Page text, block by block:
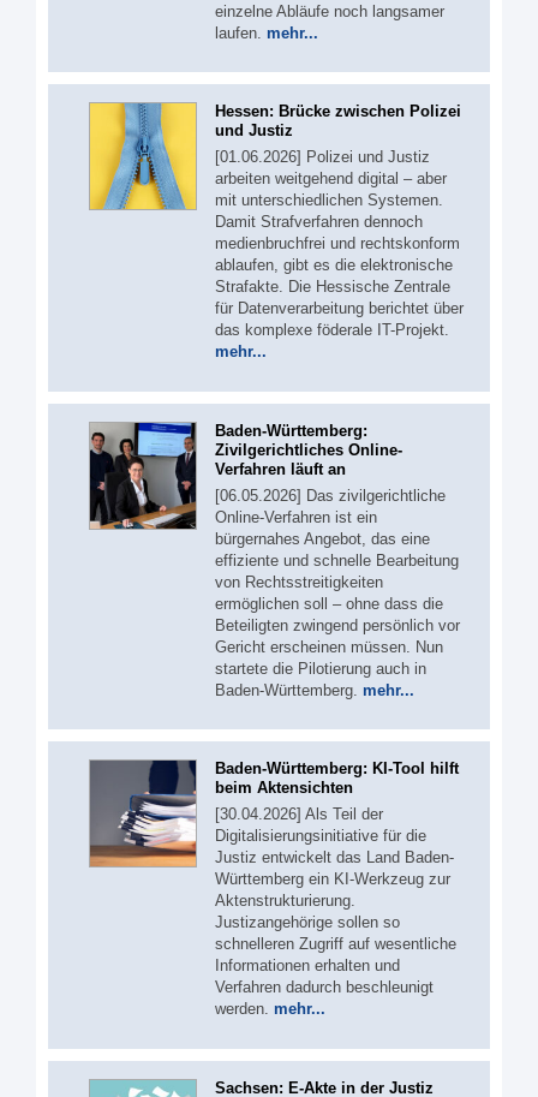
einzelne Abläufe noch langsamer
laufen. mehr...
Hessen: Brücke zwischen Polizei
und Justiz
[01.06.2026] Polizei und Justiz
arbeiten weitgehend digital – aber
mit unterschiedlichen Systemen.
Damit Strafverfahren dennoch
medienbruchfrei und rechtskonform
ablaufen, gibt es die elektronische
Strafakte. Die Hessische Zentrale
für Datenverarbeitung berichtet über
das komplexe föderale IT-Projekt.
mehr...
Baden-Württemberg:
Zivilgerichtliches Online-
Verfahren läuft an
[06.05.2026] Das zivilgerichtliche
Online-Verfahren ist ein
bürgernahes Angebot, das eine
effiziente und schnelle Bearbeitung
von Rechtsstreitigkeiten
ermöglichen soll – ohne dass die
Beteiligten zwingend persönlich vor
Gericht erscheinen müssen. Nun
startete die Pilotierung auch in
Baden-Württemberg. mehr...
Baden-Württemberg: KI-Tool hilft
beim Aktensichten
[30.04.2026] Als Teil der
Digitalisierungsinitiative für die
Justiz entwickelt das Land Baden-
Württemberg ein KI-Werkzeug zur
Aktenstrukturierung.
Justizangehörige sollen so
schnelleren Zugriff auf wesentliche
Informationen erhalten und
Verfahren dadurch beschleunigt
werden. mehr...
Sachsen: E-Akte in der Justiz